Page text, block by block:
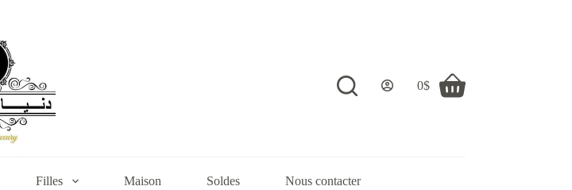
Shopping
0$
Filles Maison Soldes Nous contacter